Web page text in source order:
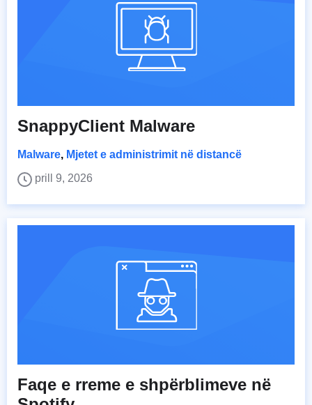
SnappyClient Malware
Malware, Mjetet e administrimit në distancë
prill 9, 2026
Faqe e rreme e shpërblimeve në